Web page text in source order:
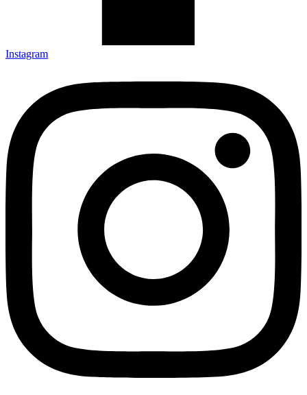
Instagram